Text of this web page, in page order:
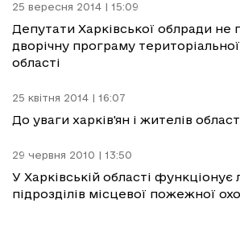
25 вересня 2014 | 15:09
Депутати Харківської облради не
дворічну програму
області
25 квітня 2014 | 16:07
До уваги харків'ян і жителів
29 червня 2010 | 13:50
У Харківській області функціонує
підрозділів місцевої пожежної